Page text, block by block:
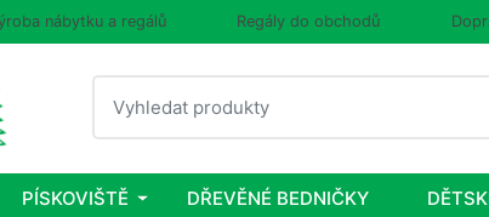
nábytku a regálů Regály do obchodů
Vyhledat
PÍSKOVIŠTĚ DŘEVĚNÉ BEDNIČKY